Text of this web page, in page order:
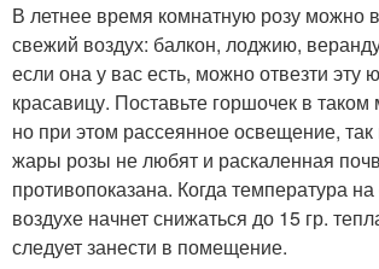
В летнее время комнатную розу можно
свежий воздух: балкон, лоджию,
если она у вас есть, можно отвезти эту
красавицу. Поставьте горшочек в таком
но при этом рассеянное освещение, так
жары розы не любят и раскаленная
противопоказана. Когда температура
воздухе начнет снижаться до 15 гр.
следует занести в помещение.